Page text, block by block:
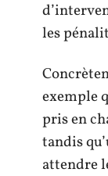
les
exemple
pris en
tandis
attendre